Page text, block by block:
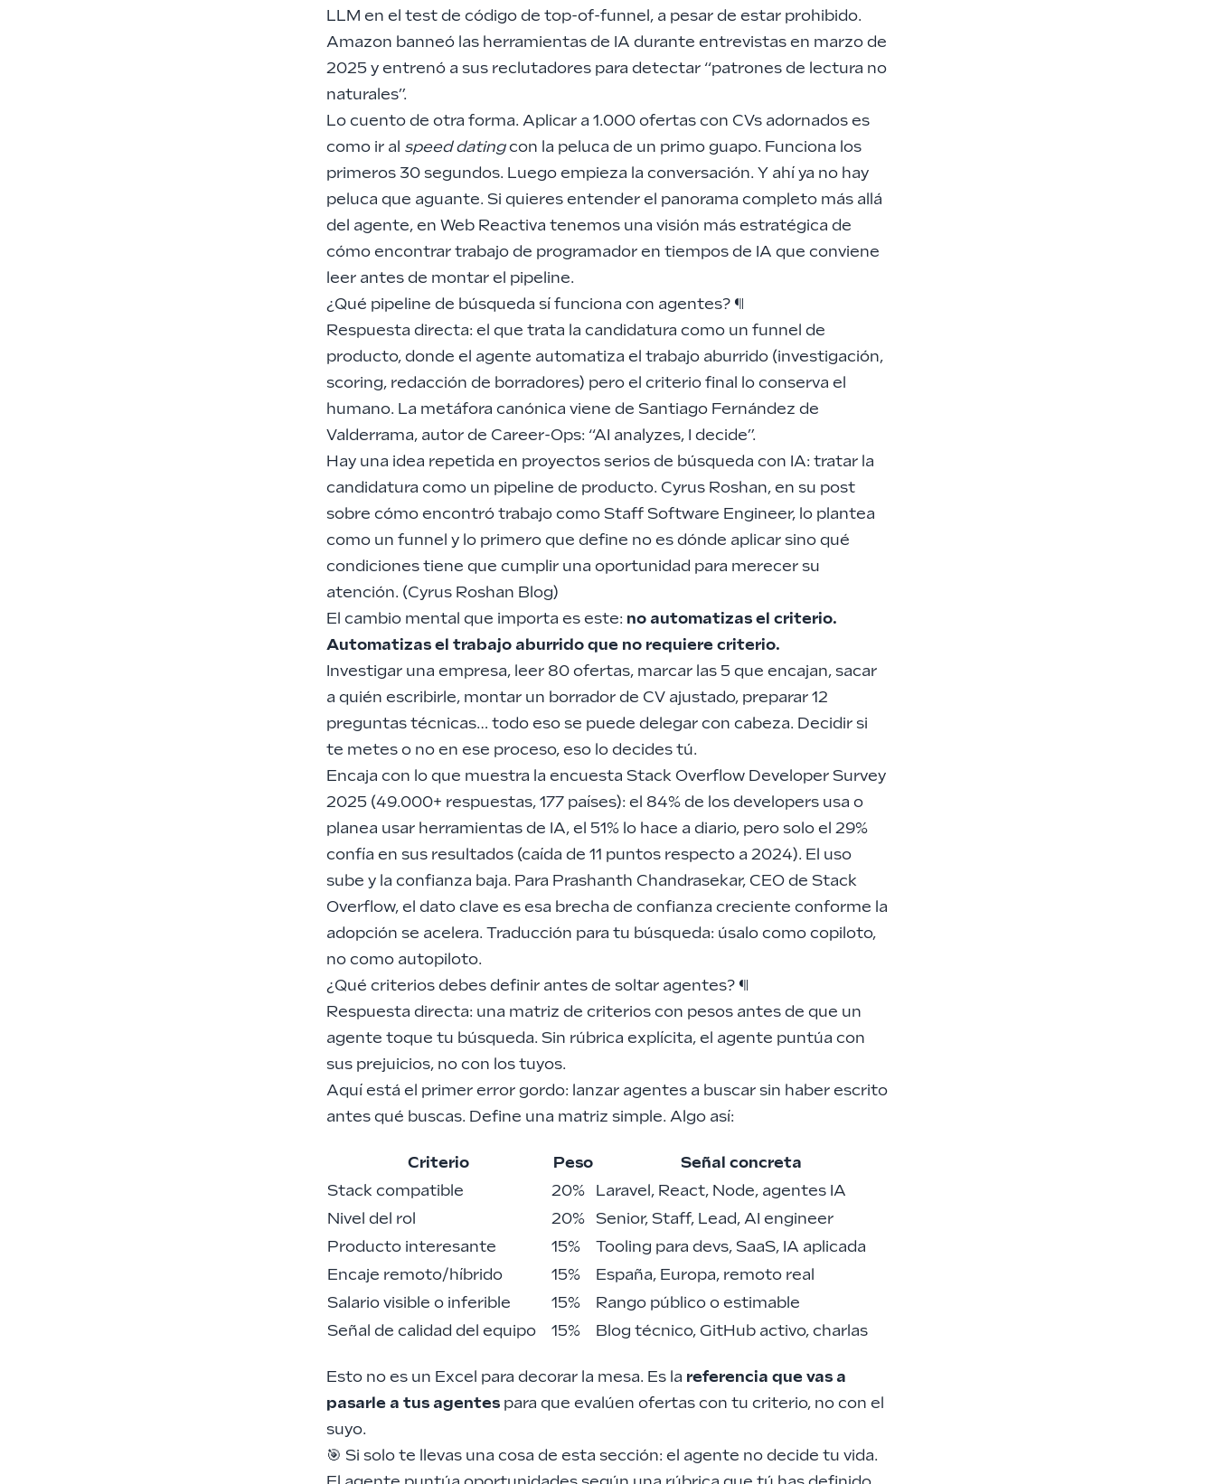
LLM en el test de código de top-of-funnel, a pesar de estar prohibido.
Amazon banneó las herramientas de IA durante entrevistas en marzo de
2025 y entrenó a sus reclutadores para detectar “patrones de lectura no
naturales”.
Lo cuento de otra forma. Aplicar a 1.000 ofertas con CVs adornados es
como ir al speed datingcon la peluca de un primo guapo. Funciona los
primeros 30 segundos. Luego empieza la conversación. Y ahí ya no hay
peluca que aguante. Si quieres entender el panorama completo más allá
del agente, en Web Reactiva tenemos una visión más estratégica de
cómo encontrar trabajo de programador en tiempos de IA que conviene
leer antes de montar el pipeline.
¿Qué pipeline de búsqueda sí funciona con agentes? ¶
Respuesta directa: el que trata la candidatura como un funnel de
producto, donde el agente automatiza el trabajo aburrido (investigación,
scoring, redacción de borradores) pero el criterio final lo conserva el
humano. La metáfora canónica viene de Santiago Fernández de
Valderrama, autor de Career-Ops: “AI analyzes, I decide”.
Hay una idea repetida en proyectos serios de búsqueda con IA: tratar la
candidatura como un pipeline de producto. Cyrus Roshan, en su post
sobre cómo encontró trabajo como Staff Software Engineer, lo plantea
como un funnel y lo primero que define no es dónde aplicar sino qué
condiciones tiene que cumplir una oportunidad para merecer su
atención. (Cyrus Roshan Blog)
El cambio mental que importa es este: no automatizas el criterio.
Automatizas el trabajo aburrido que no requiere criterio.
Investigar una empresa, leer 80 ofertas, marcar las 5 que encajan, sacar
a quién escribirle, montar un borrador de CV ajustado, preparar 12
preguntas técnicas… todo eso se puede delegar con cabeza. Decidir si
te metes o no en ese proceso, eso lo decides tú.
Encaja con lo que muestra la encuesta Stack Overflow Developer Survey
2025 (49.000+ respuestas, 177 países):el 84% de los developers usa o
planea usar herramientas de IA, el 51% lo hace a diario, pero solo el 29%
confía en sus resultados (caída de 11 puntos respecto a 2024). El uso
sube y la confianza baja. Para Prashanth Chandrasekar, CEO de Stack
Overflow, el dato clave es esa brecha de confianza creciente conforme la
adopción se acelera. Traducción para tu búsqueda: úsalo como copiloto,
no como autopiloto.
¿Qué criterios debes definir antes de soltar agentes? ¶
Respuesta directa: una matriz de criterios con pesos antes de que un
agente toque tu búsqueda. Sin rúbrica explícita, el agente puntúa con
sus prejuicios, no con los tuyos.
Aquí está el primer error gordo: lanzar agentes a buscar sin haber escrito
antes qué buscas. Define una matriz simple. Algo así:
Criterio Peso
Señal concreta
Stack compatible
20%
Laravel, React, Node, agentes IA
Nivel del rol
20%
Senior, Staff, Lead, AI engineer
Producto interesante
15%
Tooling para devs, SaaS, IA aplicada
Encaje remoto/híbrido
15%
España, Europa, remoto real
Salario visible o inferible
15%
Rango público o estimable
Señal de calidad del equipo
15% Blog técnico, GitHub activo, charlas
Esto no es un Excel para decorar la mesa. Es la referencia que vas a
pasarle a tus agentes para que evalúen ofertas con tu criterio, no con el
suyo.
🎯 Si solo te llevas una cosa de esta sección: el agente no decide tu vida.